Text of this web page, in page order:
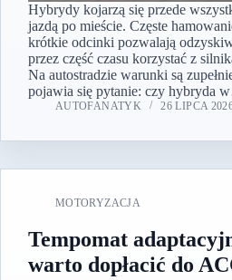
Hybrydy kojarzą się przede
jazdą po mieście. Częste
krótkie odcinki pozwalają
przez część czasu korzystać z
Na autostradzie warunki są
pojawia się pytanie: czy hybryda
AUTOFANATYK 26 LIPCA
MOTORYZACJA
Tempomat
warto dopłacić do